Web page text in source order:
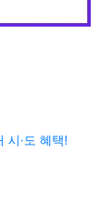
시·도 혜택!